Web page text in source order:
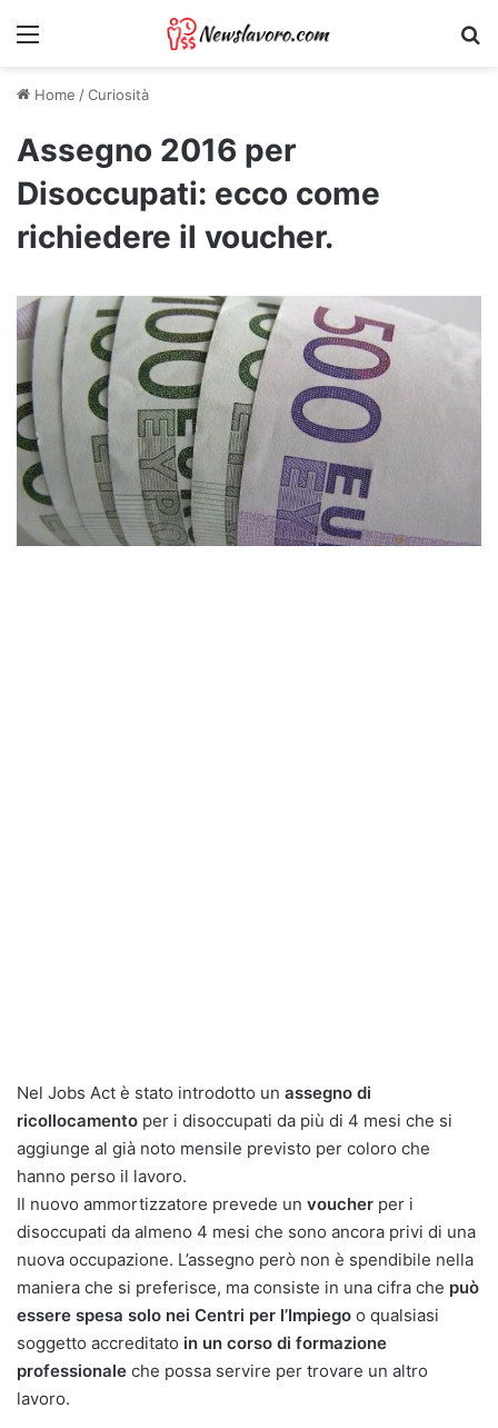
Menu
Home /Curiosità
Assegno 2016 per
Disoccupati: ecco come
richiedere il voucher.
Nel Jobs Act è stato introdotto un assegno di
ricollocamento per i disoccupati da più di 4 mesi che si
aggiunge al già noto mensile previsto per coloro che
hanno perso il lavoro.
Il nuovo ammortizzatore prevede un voucher per i
disoccupati da almeno 4 mesi che sono ancora privi di una
nuova occupazione. L’assegno però non è spendibile nella
maniera che si preferisce, ma consiste in una cifra che può
essere spesa solo nei Centri per l’Impiego o qualsiasi
soggetto accreditato in un corso di formazione
professionale che possa servire per trovare un altro
lavoro.